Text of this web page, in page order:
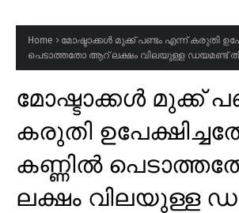
Home
മോഷ്ടാക്കൾ മുക്ക് പണ്ടം എന്ന് കരുതി
പെടാത്തതോ ആറ് ലക്ഷം വിലയുള്ള ഡയമണ്ട്
മോഷ്ടാക്കൾ മുക്ക്
കരുതി
കണ്ണിൽ
ലക്ഷം വിലയുള്ള